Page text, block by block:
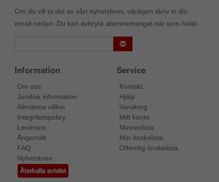
Om du vill ta del av vårt nyhetsbrev, vänligen skriv in din
email nedan. Du kan avbryta abonnemanget när som helst.
Information
Om oss
Juridisk information
Allmänna villkor
Integritetspolicy
Leverans
Ångerrätt
FAQ
Nyhetsbrev
Återkalla avtalet
Service
Kontakt
Hjälp
Varukorg
Mitt konto
Minneslista
Min önskelista
Offentlig önskelista